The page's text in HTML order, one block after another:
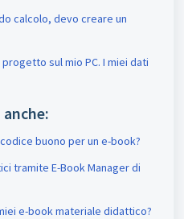
calcolo, devo creare un
sul mio PC. I miei dati
buono per un e-book?
tramite E-Book Manager di
e-book materiale didattico?